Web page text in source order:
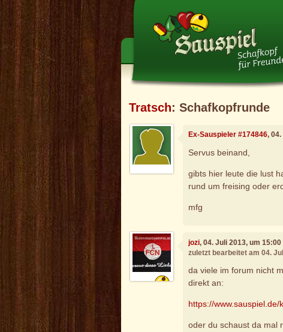
Tratsch: Schafkopfrunde
Ex-Sauspieler #174846,
Servus beinand,
gibts hier leute die lust
rund um freising oder
mfg
jozi, 04. Juli 2013, um 15:00
zuletzt bearbeitet am 04.
da viele im forum nicht
direkt an:
https://www.sauspiel.de/
oder du schaust da mal